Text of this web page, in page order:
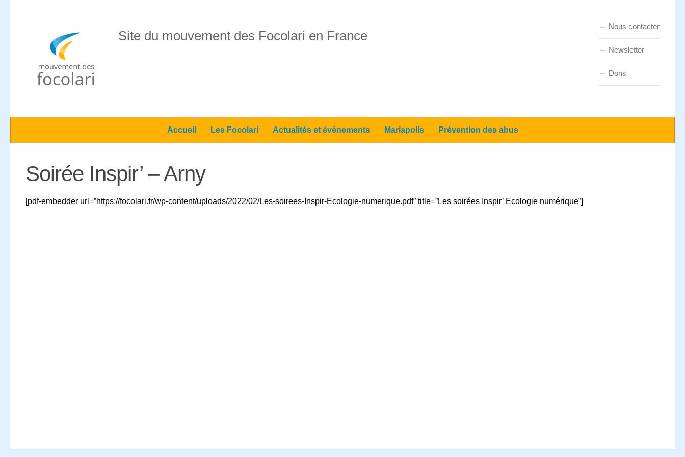
Site du mouvement des Focolari en France
Nous contacter
Newsletter
Dons
Accueil Les Focolari Actualités et événements Mariapolis Prévention des abus
Soirée Inspir’ – Arny
[pdf-embedder url=”https://focolari.fr/wp-content/uploads/2022/02/Les-soirees-Inspir-Ecologie-numerique.pdf” title=”Les soirées Inspir’ Ecologie numérique”]